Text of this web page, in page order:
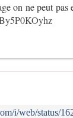
on ne peut
i/web/status/